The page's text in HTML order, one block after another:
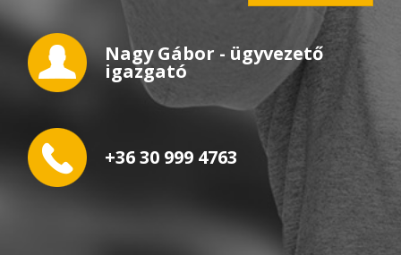
Nagy Gábor - ügyvezető
igazgató
+36 30 999 4763